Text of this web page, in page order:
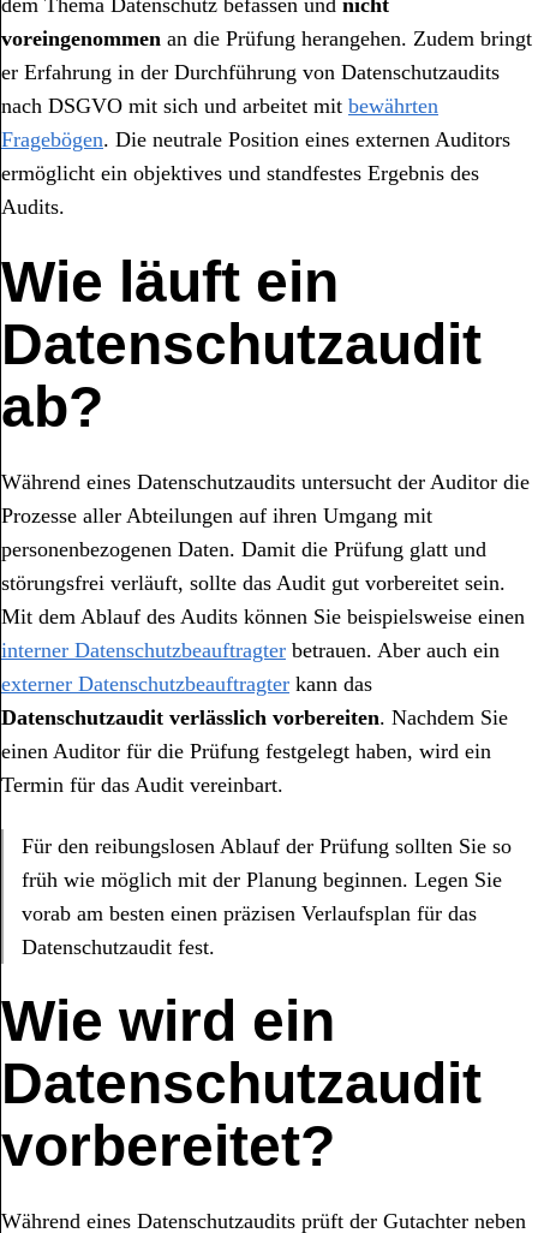
dem Thema Datenschutz befassen und nicht
voreingenommen an die Prüfung herangehen. Zudem bringt
er Erfahrung in der Durchführung von Datenschutzaudits
nach DSGVO mit sich und arbeitet mit bewährten
Fragebögen. Die neutrale Position eines externen Auditors
ermöglicht ein objektives und standfestes Ergebnis des
Audits.
Wie läuft ein
Datenschutzaudit
ab?
Während eines Datenschutzaudits untersucht der Auditor die
Prozesse aller Abteilungen auf ihren Umgang mit
personenbezogenen Daten. Damit die Prüfung glatt und
störungsfrei verläuft, sollte das Audit gut vorbereitet sein.
Mit dem Ablauf des Audits können Sie beispielsweise einen
interner Datenschutzbeauftragter betrauen. Aber auch ein
externer Datenschutzbeauftragter kann das
Datenschutzaudit verlässlich vorbereiten. Nachdem Sie
einen Auditor für die Prüfung festgelegt haben, wird ein
Termin für das Audit vereinbart.
Für den reibungslosen Ablauf der Prüfung sollten Sie so
früh wie möglich mit der Planung beginnen. Legen Sie
vorab am besten einen präzisen Verlaufsplan für das
Datenschutzaudit fest.
Wie wird ein
Datenschutzaudit
vorbereitet?
Während eines Datenschutzaudits prüft der Gutachter neben